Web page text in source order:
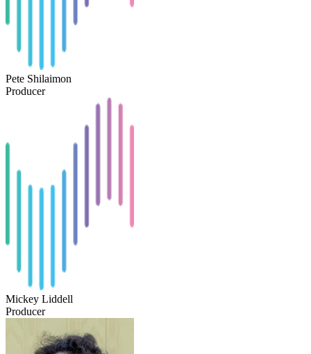
Pete Shilaimon
Producer
Mickey Liddell
Producer